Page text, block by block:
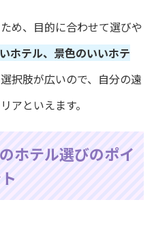
め、目的に合わせて選びや
ホテル、景色のいいホテ
択肢が広いので、自分の遠
アといえます。
ホテル選びのポイ